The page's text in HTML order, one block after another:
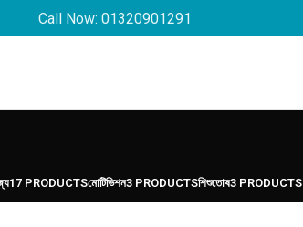
Call Now: 01320901291
17 PRODUCTSমোটিভিশন3 PRODUCTSশিশুতোষ3 PRODUCTS